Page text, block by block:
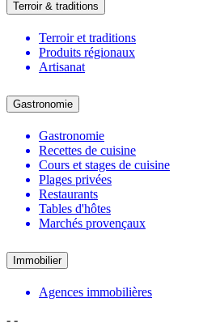
Terroir & traditions
Terroir et traditions
Produits régionaux
Artisanat
Gastronomie
Gastronomie
Recettes de cuisine
Cours et stages de cuisine
Plages privées
Restaurants
Tables d'hôtes
Marchés provençaux
Immobilier
Agences immobilières
- -